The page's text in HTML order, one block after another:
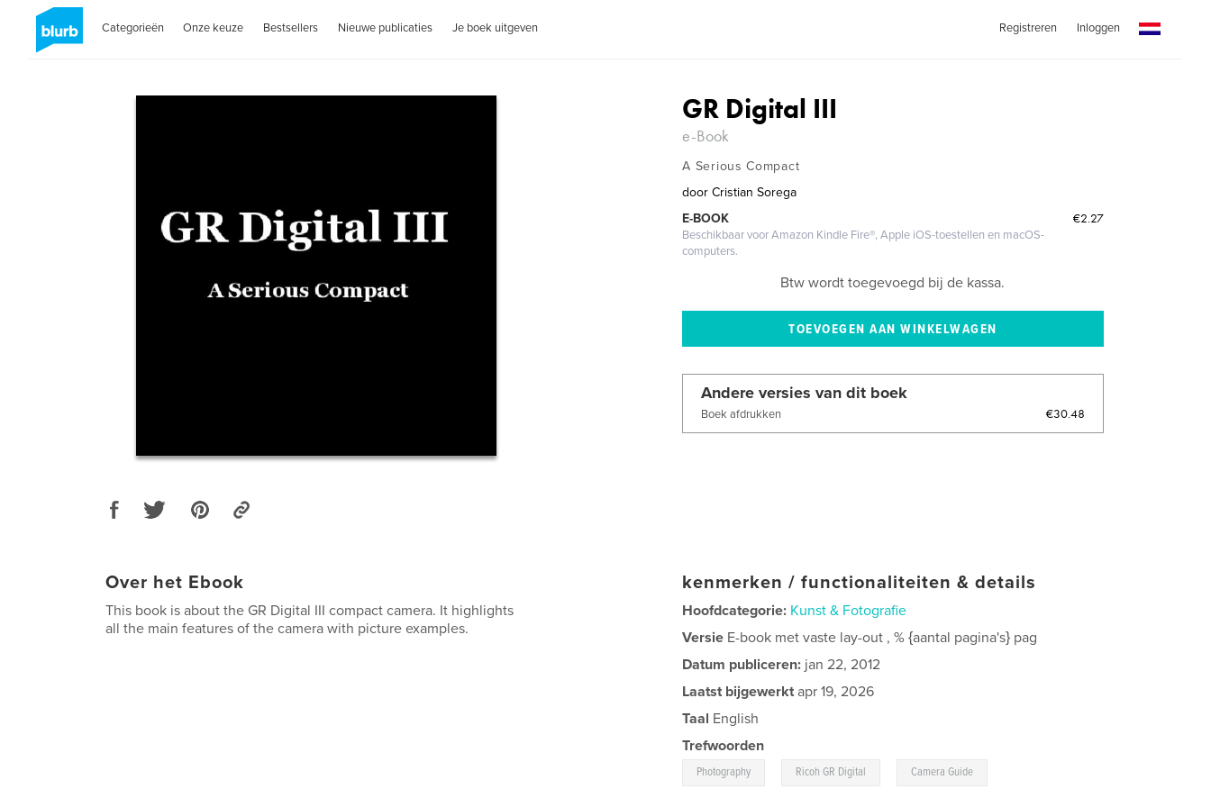
Categorieën Onze keuze Bestsellers Nieuwe publicaties Je boek uitgeven Registreren Inloggen
GR Digital III
e-Book
A Serious Compact
door Cristian Sorega
€2.27
E-BOOK
Beschikbaar voor Amazon Kindle Fire®, Apple iOS-toestellen en macOS-
computers.
Btw wordt toegevoegd bij de kassa.
Andere versies van dit boek
Boek afdrukken €30.48
Over het Ebook
This book is about the GR Digital III compact camera. It highlights
all the main features of the camera with picture examples.
kenmerken / functionaliteiten & details
Hoofdcategorie: Kunst & Fotografie
Versie E-book met vaste lay-out , % {aantal pagina's} pag
Datum publiceren: jan 22, 2012
Laatst bijgewerkt apr 19, 2026
Taal English
Trefwoorden
Photography Ricoh GR Digital Camera Guide